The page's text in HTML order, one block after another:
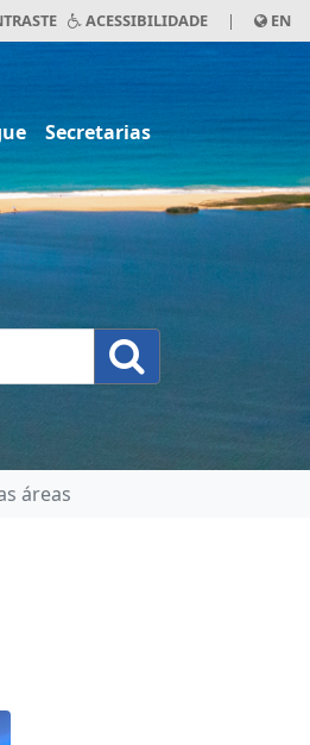
ACESSIBILIDADE | EN
Secretarias
áreas